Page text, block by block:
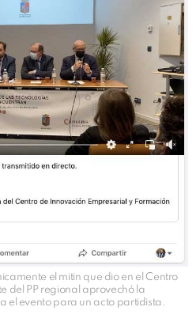
el mitin que dio en el Centro
del PP regional aprovechó la
el evento para un acto partidista.